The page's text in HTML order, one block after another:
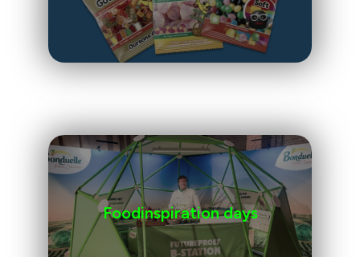
Foodinspiration days